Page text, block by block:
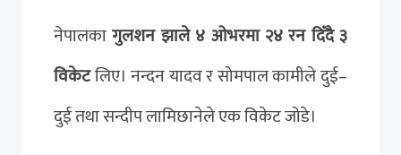
नेपालकागुलशन झाले ४ ओभरमा २४ रन दिँदै ३
विकेटलिए। नन्दन यादव र सोमपाल कामीले दुई–
दुई तथा सन्दीप लामिछानेले एक विकेट जोडे।